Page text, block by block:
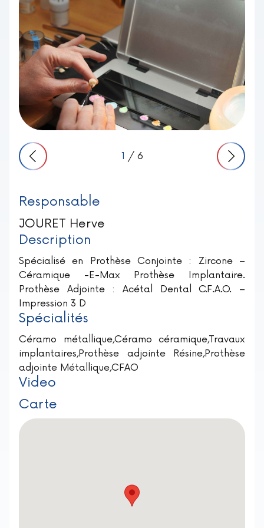
1 / 6
Responsable
JOURET Herve
Description
Spécialisé en Prothèse Conjointe : Zircone –
Céramique -E-Max Prothèse Implantaire.
Prothèse Adjointe : Acétal Dental C.F.A.O. –
Impression 3 D
Spécialités
Céramo métallique,Céramo céramique,Travaux
implantaires,Prothèse adjointe Résine,Prothèse
adjointe Métallique,CFAO
Video
Carte